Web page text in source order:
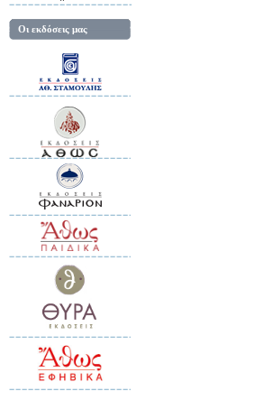
Οι εκδόσεις μας